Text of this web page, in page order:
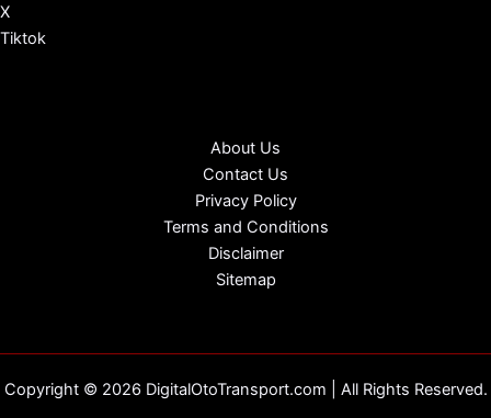
X
Tiktok
About Us
Contact Us
Privacy Policy
Terms and Conditions
Disclaimer
Sitemap
Copyright © 2026 DigitalOtoTransport.com | All Rights Reserved.